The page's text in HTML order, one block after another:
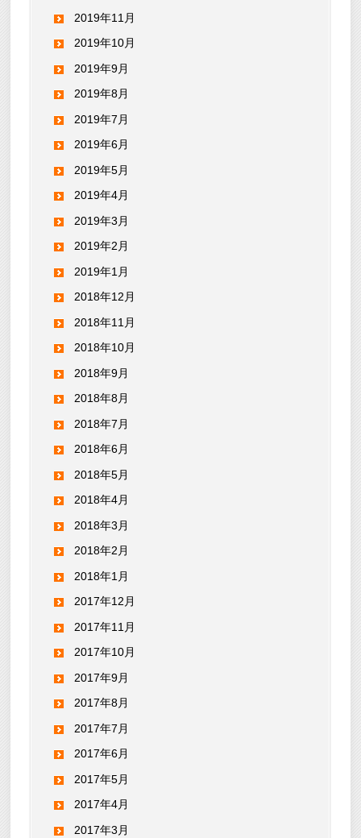
2019年11月
2019年10月
2019年9月
2019年8月
2019年7月
2019年6月
2019年5月
2019年4月
2019年3月
2019年2月
2019年1月
2018年12月
2018年11月
2018年10月
2018年9月
2018年8月
2018年7月
2018年6月
2018年5月
2018年4月
2018年3月
2018年2月
2018年1月
2017年12月
2017年11月
2017年10月
2017年9月
2017年8月
2017年7月
2017年6月
2017年5月
2017年4月
2017年3月